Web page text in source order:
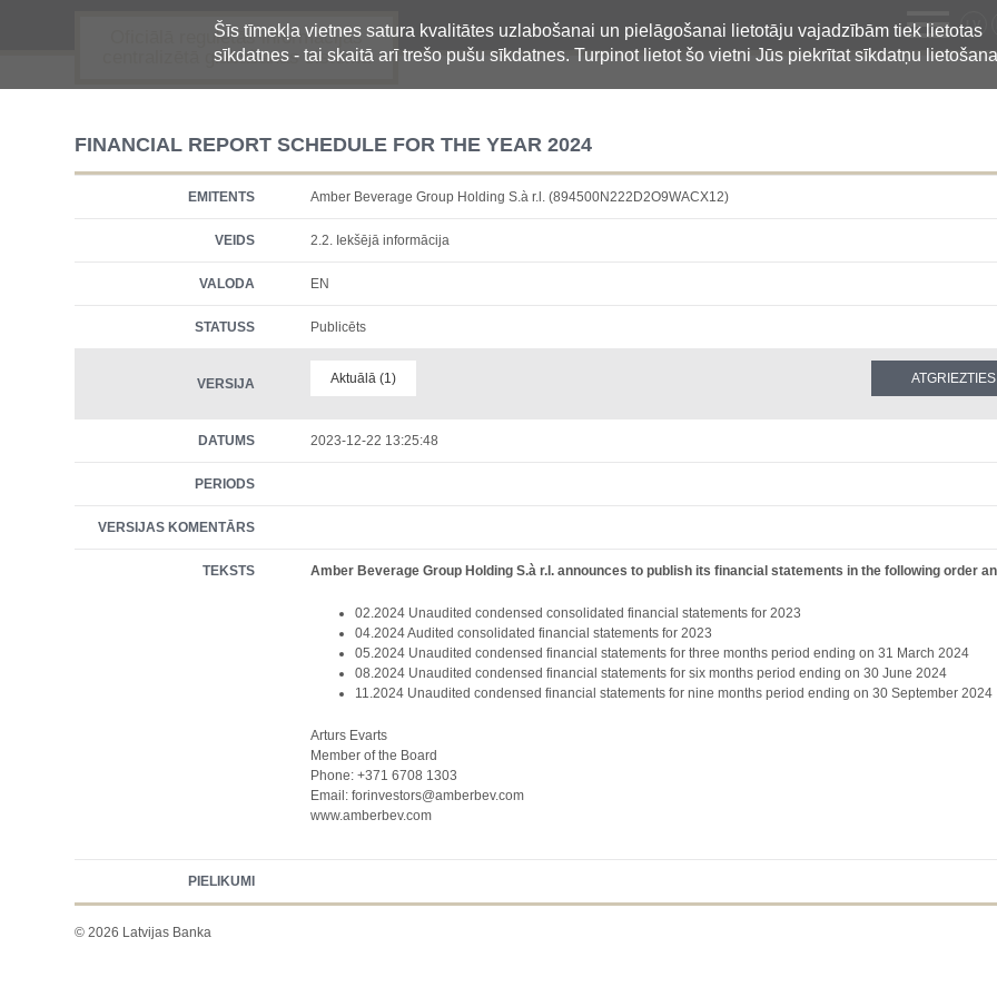
Šīs tīmekļa vietnes satura kvalitātes uzlabošanai un pielāgošanai lietotāju vajadzībām tiek lietotas
sīkdatnes - tai skaitā arī trešo pušu sīkdatnes. Turpinot lietot šo vietni Jūs piekrītat sīkdatņu
Oficiālā regulētās informācijas
centralizētā glabāšanas sistēma
LV
FINANCIAL REPORT SCHEDULE FOR THE YEAR 2024
EMITENTS Amber Beverage Group Holding S.à r.l. (894500N222D2O9WACX12)
VEIDS 2.2. Iekšējā informācija
VALODA EN
STATUSS Publicēts
VERSIJA Aktuālā (1)
DATUMS 2023-12-22 13:25:48
PERIODS
VERSIJAS KOMENTĀRS
TEKSTS Amber Beverage Group Holding S.à r.l. announces to publish its financial statements in the following order
02.2024 Unaudited condensed consolidated financial statements for 2023
04.2024 Audited consolidated financial statements for 2023
05.2024 Unaudited condensed financial statements for three months period ending on 31 March 2024
08.2024 Unaudited condensed financial statements for six months period ending on 30 June 2024
11.2024 Unaudited condensed financial statements for nine months period ending on 30 September 2024
Arturs Evarts
Member of the Board
Phone: +371 6708 1303
Email: forinvestors@amberbev.com
www.amberbev.com
PIELIKUMI
© 2026 Latvijas Banka